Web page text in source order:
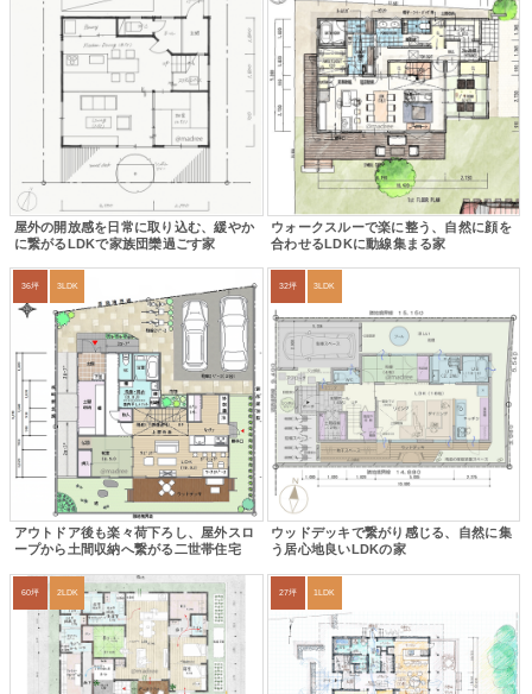
屋外の開放感を日常に取り込む、緩やか
に繋がるLDKで家族団欒過ごす家
ウォークスルーで楽に整う、自然に顔を
合わせるLDKに動線集まる家
36坪 3LDK
アウトドア後も楽々荷下ろし、屋外スロ
ープから土間収納へ繋がる二世帯住宅
32坪 3LDK
ウッドデッキで繋がり感じる、自然に集
う居心地良いLDKの家
60坪 2LDK 27坪 1LDK